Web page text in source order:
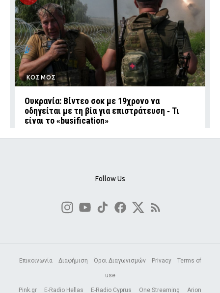
ΚΟΣΜΟΣ
Ουκρανία: Βίντεο σοκ με 19χρονο να
οδηγείται με τη βία για επιστράτευση ‑ Τι
είναι το «busification»
Follow Us
Επικοινωνία Διαφήμιση Όροι Διαγωνισμών Privacy Terms of
use
Pink.gr E-Radio Hellas E-Radio Cyprus One Streaming Arion